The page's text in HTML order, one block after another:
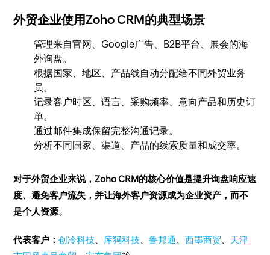
外贸企业使用Zoho CRM的典型场景
管理来自官网、Google广告、B2B平台、展会的海
外询盘。
根据国家、地区、产品线自动分配给不同外贸业务
员。
记录客户时区、语言、采购频率、意向产品和历史订
单。
通过邮件集成保留完整沟通记录。
分析不同国家、渠道、产品的线索质量和成交率。
对于外贸企业来说，Zoho CRM的核心价值是提升询盘响应速
度、避免客户流失，并让海外客户资源成为企业资产，而不
是个人资源。
代表客户：创冷科技 库犸科技 、鲁邦通 、西墨商贸
天津